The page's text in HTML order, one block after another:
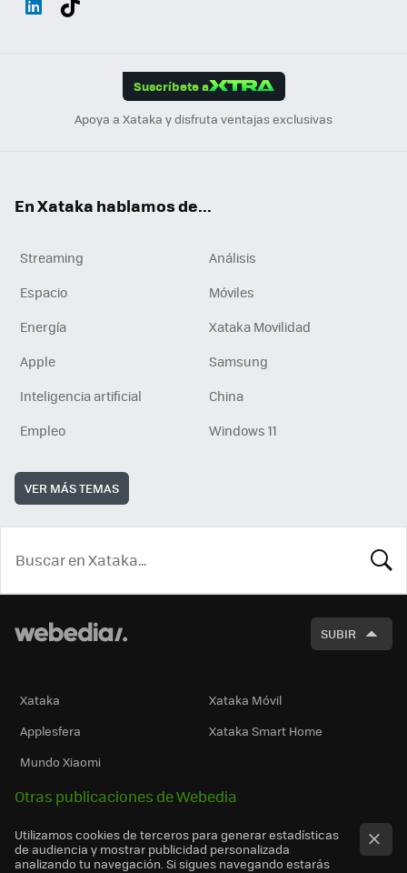
Suscríbete a
Apoya a Xataka y disfruta ventajas exclusivas
En Xataka hablamos de...
Streaming
Análisis
Espacio
Móviles
Energía
Xataka Movilidad
Apple
Samsung
Inteligencia artificial
China
Empleo
Windows 11
VER MÁS TEMAS
SUBIR
Xataka
Xataka Móvil
Applesfera
Xataka Smart Home
Mundo Xiaomi
Otras publicaciones de Webedia
Utilizamos cookies de terceros para generar estadísticas
de audiencia y mostrar publicidad personalizada
analizando tu navegación. Si sigues navegando estarás